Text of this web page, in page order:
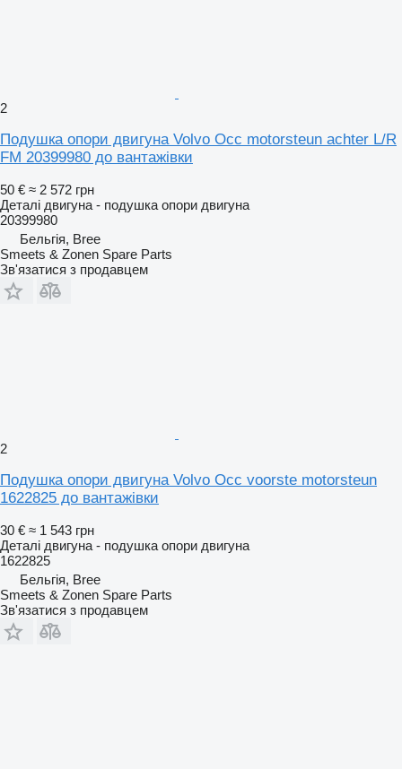
2
Подушка опори двигуна Volvo Occ motorsteun achter L/R
FM 20399980 до вантажівки
50 € ≈ 2 572 грн
Деталі двигуна - подушка опори двигуна
20399980
Бельгія, Bree
Smeets & Zonen Spare Parts
Зв'язатися з продавцем
2
Подушка опори двигуна Volvo Occ voorste motorsteun
1622825 до вантажівки
30 € ≈ 1 543 грн
Деталі двигуна - подушка опори двигуна
1622825
Бельгія, Bree
Smeets & Zonen Spare Parts
Зв'язатися з продавцем